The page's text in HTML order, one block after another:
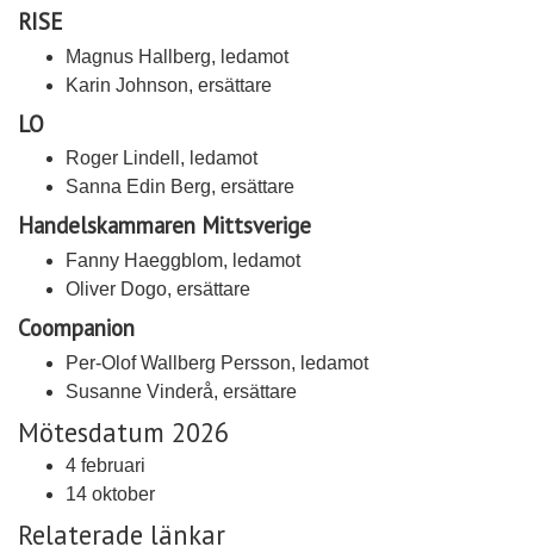
RISE
Magnus Hallberg, ledamot
Karin Johnson, ersättare
LO
Roger Lindell, ledamot
Sanna Edin Berg, ersättare
Handelskammaren Mittsverige
Fanny Haeggblom, ledamot
Oliver Dogo, ersättare
Coompanion
Per-Olof Wallberg Persson, ledamot
Susanne Vinderå, ersättare
Mötesdatum 2026
4 februari
14 oktober
Relaterade länkar